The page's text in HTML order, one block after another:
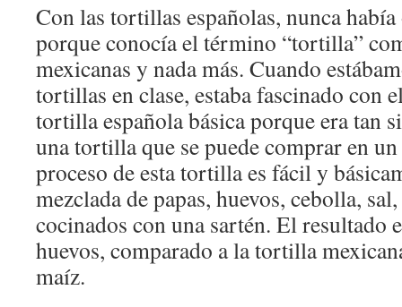
Con las tortillas españolas, nunca
porque conocía el término “tortilla”
mexicanas y nada más. Cuando
tortillas en clase, estaba fascinado con
tortilla española básica porque era tan
una tortilla que se puede comprar en
proceso de esta tortilla es fácil y
mezclada de papas, huevos, cebolla,
cocinados con una sartén. El resultado
huevos, comparado a la tortilla
maíz.